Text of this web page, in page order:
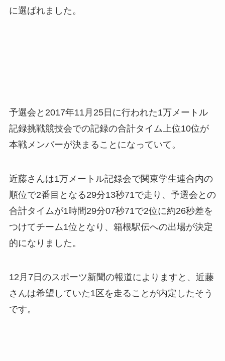
に選ばれました。
予選会と2017年11月25日に行われた1万メートル
記録挑戦競技会での記録の合計タイム上位10位が
本戦メンバーが決まることになっていて。
近藤さんは1万メートル記録会で関東学生連合内の
順位で2番目となる29分13秒71で走り、予選会との
合計タイムが1時間29分07秒71で2位に約26秒差を
つけてチーム1位となり、箱根駅伝への出場が決定
的になりました。
12月7日のスポーツ新聞の報道によりますと、近藤
さんは希望していた1区を走ることが内定したそう
です。